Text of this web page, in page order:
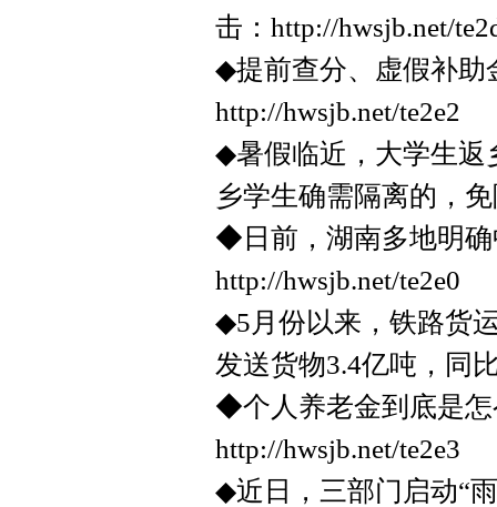
击：http://hwsjb.net/
◆提前查分、虚假补
http://hwsjb.net/te2e2
◆暑假临近，大学生返
乡学生确需隔离的，
◆日前，湖南多地明
http://hwsjb.net/te2e0
◆5月份以来，铁路货
发送货物3.4亿吨，同
◆个人养老金到底是
http://hwsjb.net/te2e3
◆近日，三部门启动“